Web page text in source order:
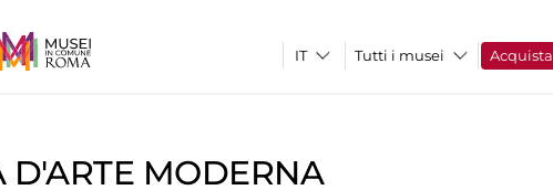
Tutti i musei Acquista
D'ARTE MODERNA